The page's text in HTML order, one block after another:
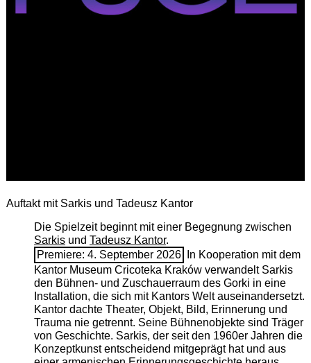
Auftakt mit Sarkis und Tadeusz Kantor
Die Spielzeit beginnt mit einer Begegnung zwischen
Sarkisund Tadeusz Kantor.
Premiere: 4. September 2026
In Kooperation mit dem
Kantor Museum Cricoteka Kraków verwandelt Sarkis
den Bühnen- und Zuschauerraum des Gorki in eine
Installation, die sich mit Kantors Welt auseinandersetzt.
Kantor dachte Theater, Objekt, Bild, Erinnerung und
Trauma nie getrennt. Seine Bühnenobjekte sind Träger
von Geschichte. Sarkis, der seit den 1960er Jahren die
Konzeptkunst entscheidend mitgeprägt hat und aus